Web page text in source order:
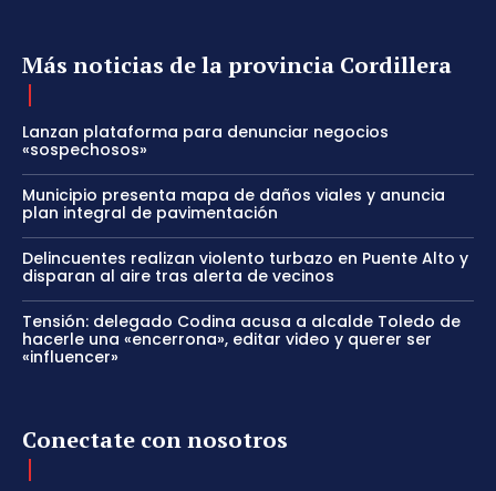
Más noticias de la provincia Cordillera
Lanzan plataforma para denunciar negocios
«sospechosos»
Municipio presenta mapa de daños viales y anuncia
plan integral de pavimentación
Delincuentes realizan violento turbazo en Puente Alto y
disparan al aire tras alerta de vecinos
Tensión: delegado Codina acusa a alcalde Toledo de
hacerle una «encerrona», editar video y querer ser
«influencer»
Conectate con nosotros